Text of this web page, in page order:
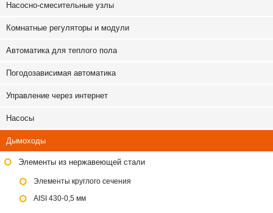
Насосно-смесительные узлы
Комнатные регуляторы и модули
Автоматика для теплого пола
Погодозависимая автоматика
Управление через интернет
Насосы
Дымоходы
Элементы из нержавеющей стали
Элементы круглого сечения
AISI 430-0,5 мм